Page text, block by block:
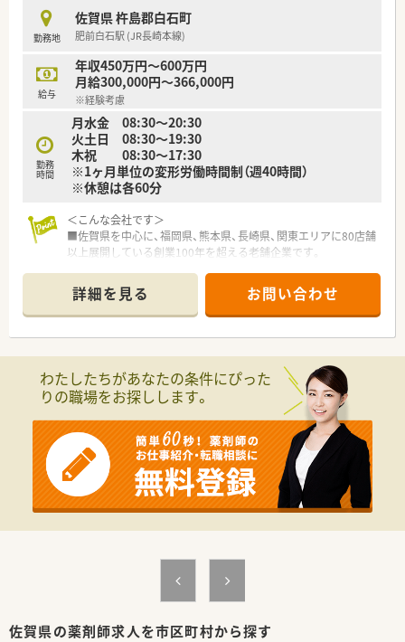
■薬局としてだけでなく色んな角度から地域に貢献すべく、福祉
事業や保育園などの事業も行っております。
■社員は約600名、うち薬剤師は約200名、平均年齢37～38歳で7
割が女性です。女性の役職者が30%在籍しています。（2021年度
実績）
■正社員の平均残業時間は月10時間程度で1日20～30分程度で
す。（2021年度実績）
＜長く働ける環境作り＞
■結婚・出産・育児において様々な休暇・祝金制度を設けておりま
す。
■全社員リフレッシュ休暇で年1回、連続5日間の休暇取得が可
■「子育てサポート企業」として、厚生労働大臣の認定を受けた
証でかつ継続的な促進をしている「プラチナくるみんマーク」の
認定を受けております。
■全店舗「調剤・監査・投薬」の流れのルールが統一されているた
めヘルプや異動の際も勤務しやすい環境です。
■パートの方も勤務実績に準じて法定通りの有給休暇がござい
ます。
■外来がん認定薬剤師や漢方専門薬剤師も在籍しています。
■外来がん認定、糖尿病や在宅をケアする専門薬剤師を育てるプ
ロジェクトを開始し、勉強会や社内研修、学会参加、病院研修な
ど、様々な活動を行っています。
■オンラインにて朝8:00～8:15から30分実施。家事や通勤中な
ど「ながら研修」で参加が可能です。
■外来がん専門薬剤師2名による薬剤師を鍛える「マッスル研
修」、専属薬剤師による「漢方研修」、各店舗持ち回りで実施する
「専門科目研修」などがあります。
勤務地
佐賀県 杵島郡白石町
肥前白石駅 (JR長崎本線)
給与
年収450万円～600万円
月給300,000円～366,000円
※経験考慮
勤務
時間
月水金 08:30～20:30
火土日 08:30～19:30
木祝 08:30～17:30
※1ヶ月単位の変形労働時間制（週40時間）
※休憩は各60分
＜こんな会社です＞
■佐賀県を中心に、福岡県、熊本県、長崎県、関東エリアに80店舗
以上展開している創業100年を超える老舗企業です。
レクトテレフォン」「トレーシングレポート」「24Hお薬電話相
談」「過誤防止システム全店導入」「ローソンと併設した店舗作
り」等対物から対人業務への移行、また処方箋だけに頼らない薬
局作りを行っております。
■社員は約600名、うち薬剤師は約200名、平均年齢37～38歳で7
割が女性です。女性の役職者が30%在籍しています。（2021年度
■正社員の平均残業時間は月10時間程度で1日20～30分程度で
す。（2021年度実績）
＜店舗情報＞
■総合病院門前で、幅広い処方を見る事ができ、学べる環境で
す。
■1日に約150枚の処方箋に対応し、日祝も開局している忙しい
っているのでメリハリをつけて働きたい方にもオススメです。
■病院の目の前にあり、すぐ近くにスーパーもあるのでお買い物
■1,000品目以上の医薬品を取り扱っています。
詳細を見る お問い合わせ
わたしたちがあなたの条件にぴった
りの職場をお探しします。
佐賀県の薬剤師求人を市区町村から探す